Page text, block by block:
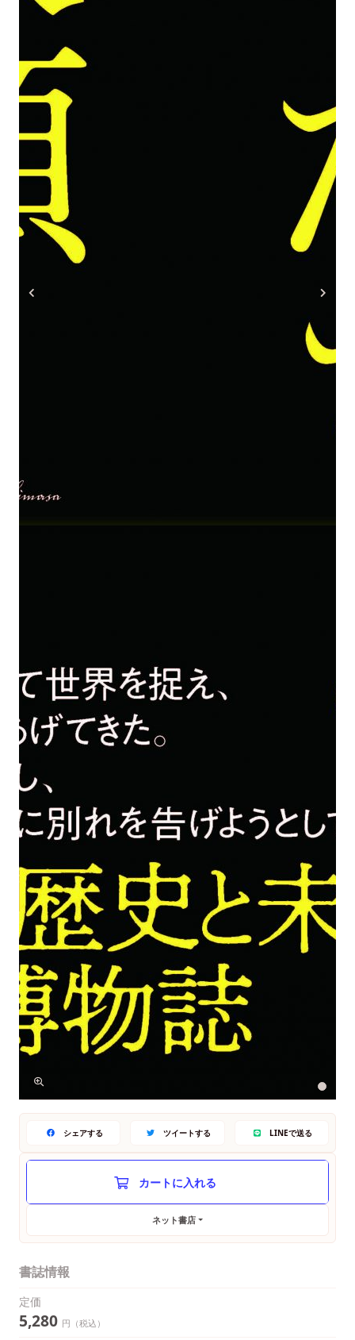
シェアする ツイートする LINEで送る
ネット書店
書誌情報
定価
5,280 円（税込）